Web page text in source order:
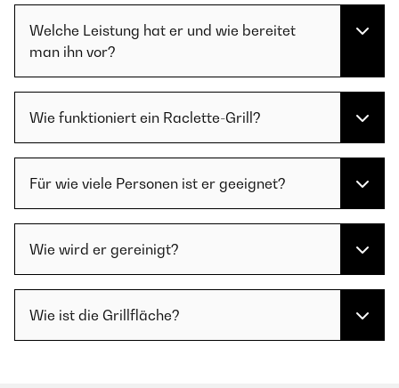
Welche Leistung hat er und wie bereitet
man ihn vor?
Wie funktioniert ein Raclette-Grill?
Für wie viele Personen ist er geeignet?
Wie wird er gereinigt?
Wie ist die Grillfläche?